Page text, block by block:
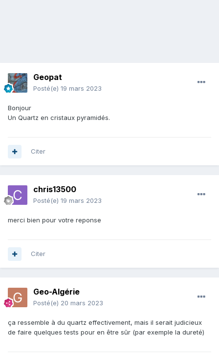
Geopat
Posté(e) 19 mars 2023
Bonjour
Un Quartz en cristaux pyramidés.
Citer
chris13500
Posté(e) 19 mars 2023
merci bien pour votre reponse
Citer
Geo-Algérie
Posté(e) 20 mars 2023
ça ressemble à du quartz effectivement, mais il serait judicieux
de faire quelques tests pour en être sûr (par exemple la dureté)